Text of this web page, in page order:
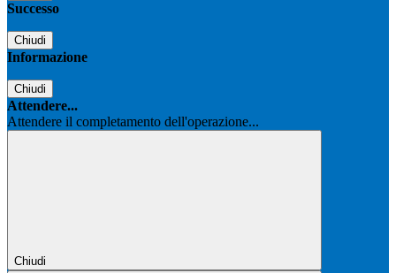
Successo
Chiudi
Informazione
Chiudi
Attendere...
Attendere il completamento dell'operazione...
Chiudi